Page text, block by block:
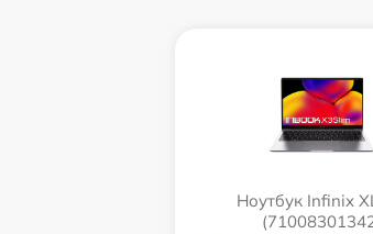
Ноутбук Infinix